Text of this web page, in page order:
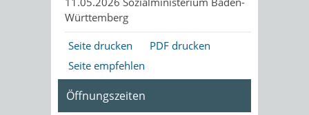
Württemberg
Seite drucken
PDF drucken
Seite empfehlen
Öffnungszeiten